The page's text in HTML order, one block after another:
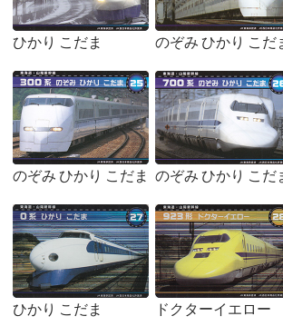
ひかり こだま のぞみ ひかり こだ
のぞみ ひかり こだま のぞみ ひかり こだ
ひかり こだま ドクターイエロー